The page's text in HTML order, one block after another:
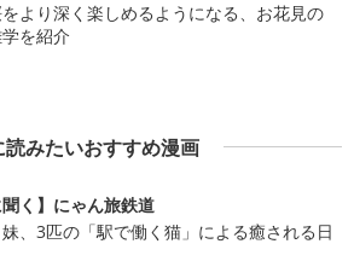
より深く楽しめるようになる、お花見の
を紹介
読みたいおすすめ漫画
聞く】にゃん旅鉄道
妹、3匹の「駅で働く猫」による癒される日